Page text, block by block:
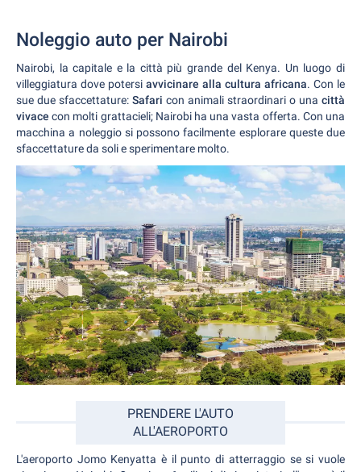
Noleggio auto per Nairobi
Nairobi, la capitale e la città più grande del Kenya. Un luogo di
villeggiatura dove potersi avvicinare alla cultura africana. Con le
sue due sfaccettature: Safari con animali straordinari o una città
vivace con molti grattacieli; Nairobi ha una vasta offerta. Con una
macchina a noleggio si possono facilmente esplorare queste due
sfaccettature da soli e sperimentare molto.
PRENDERE L'AUTO
ALL'AEROPORTO
L'aeroporto Jomo Kenyatta è il punto di atterraggio se si vuole